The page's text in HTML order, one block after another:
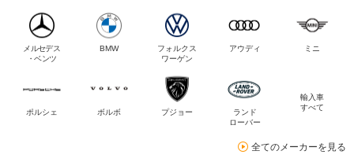
メルセデス
・ベンツ
BMW
フォルクス
ワーゲン
アウディ ミニ
ポルシェ ボルボ プジョー
ランド
ローバー
輸入車
すべて
全てのメーカーを見る